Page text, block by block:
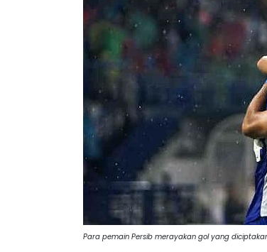
Para pemain Persib merayakan gol yang